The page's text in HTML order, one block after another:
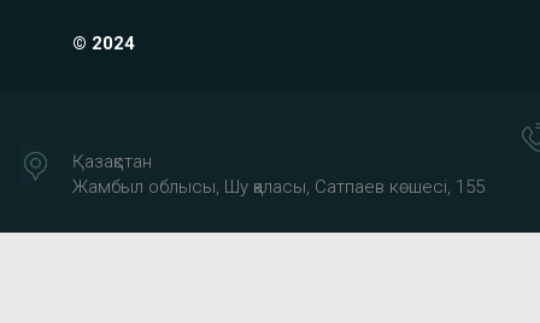
© 2024
Қазақстан
Жамбыл облысы, Шу қаласы, Сатпаев көшесі, 155